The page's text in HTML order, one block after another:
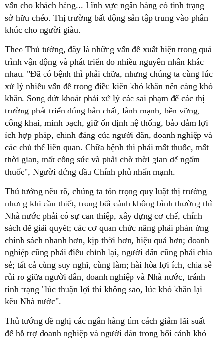
vấn cho khách hàng... Lĩnh vực ngân hàng có tình trạng
sở hữu chéo. Thị trường bất động sản tập trung vào phân
khúc cho người giàu.
Theo Thủ tướng, đây là những vấn đề xuất hiện trong quá
trình vận động và phát triển do nhiều nguyên nhân khác
nhau. "Đã có bệnh thì phải chữa, nhưng chúng ta cùng lúc
xử lý nhiều vấn đề trong điều kiện khó khăn nên càng khó
khăn. Song dứt khoát phải xử lý các sai phạm để các thị
trường phát triển đúng bản chất, lành mạnh, bền vững,
công khai, minh bạch, giữ ổn định hệ thống, bảo đảm lợi
ích hợp pháp, chính đáng của người dân, doanh nghiệp và
các chủ thể liên quan. Chữa bệnh thì phải mất thuốc, mất
thời gian, mất công sức và phải chờ thời gian để ngấm
thuốc", Người đứng đầu Chính phủ nhấn mạnh.
Thủ tướng nêu rõ, chúng ta tôn trọng quy luật thị trường
nhưng khi cần thiết, trong bối cảnh không bình thường thì
Nhà nước phải có sự can thiệp, xây dựng cơ chế, chính
sách để giải quyết; các cơ quan chức năng phải phản ứng
chính sách nhanh hơn, kịp thời hơn, hiệu quả hơn; doanh
nghiệp cũng phải điều chỉnh lại, người dân cũng phải chia
sẻ; tất cả cùng suy nghĩ, cùng làm; hài hòa lợi ích, chia sẻ
rủi ro giữa người dân, doanh nghiệp và Nhà nước, tránh
tình trạng "lúc thuận lợi thì không sao, lúc khó khăn lại
kêu Nhà nước".
Thủ tướng đề nghị các ngân hàng tìm cách giảm lãi suất
để hỗ trợ doanh nghiệp và người dân trong bối cảnh khó